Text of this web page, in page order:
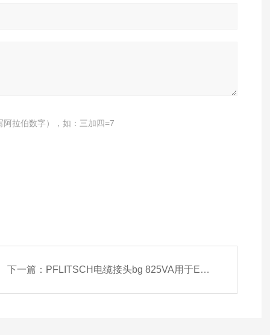
拉伯数字），如：三加四=7
下一篇： PFLITSCH电缆接头bg 825VA用于EMC 屏蔽